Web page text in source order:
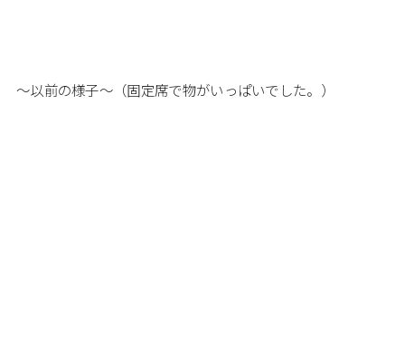
～以前の様子～（固定席で物がいっぱいでした。）